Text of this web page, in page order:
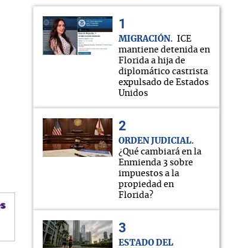
MIGRACIÓN
ICE
mantiene detenida en
Florida a hija de
diplomático castrista
expulsado de Estados
Unidos
ORDEN JUDICIAL
¿Qué cambiará en la
Enmienda 3 sobre
impuestos a la
propiedad en
Florida?
ESTADO DEL